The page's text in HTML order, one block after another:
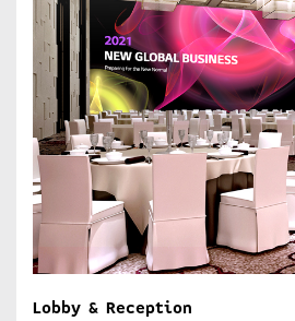
Lobby & Reception